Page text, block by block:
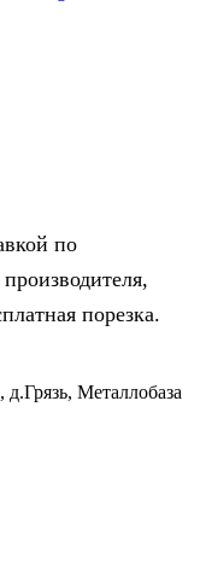
по
порезка.
Металлобаза